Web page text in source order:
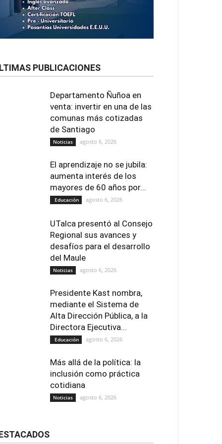
PUBLICACIONES
Departamento Ñuñoa en
venta: invertir en una de las
comunas más cotizadas
de Santiago
Noticias agosto 6, 2026
El aprendizaje no se jubila:
aumenta interés de los
mayores de 60 años por...
Educación agosto 6, 2026
UTalca presentó al Consejo
Regional sus avances y
desafíos para el desarrollo
del Maule
Noticias agosto 6, 2026
Presidente Kast nombra,
mediante el Sistema de
Alta Dirección Pública, a la
Directora Ejecutiva...
Educación agosto 6, 2026
Más allá de la política: la
inclusión como práctica
cotidiana
Noticias agosto 6, 2026